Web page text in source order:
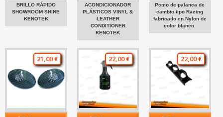
BRILLO RÁPIDO
SHOWROOM SHINE
KENOTEK
ACONDICIONADOR
PLÁSTICOS VINYL &
LEATHER
CONDITIONER
KENOTEK
Pomo de palanca de
cambio tipo Racing
fabricado en Nylon de
color blanco.
21,00 € 22,00 € 22,00 €